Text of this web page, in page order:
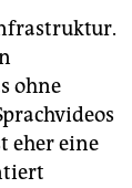
ohne
eher eine